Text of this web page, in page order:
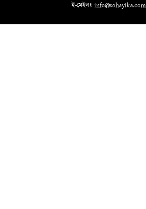
ই-মেইলঃ info@sohayika.com